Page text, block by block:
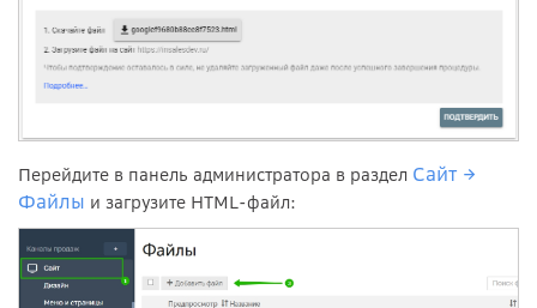
Перейдите в панель администратора в раздел Сайт →
Файлы и загрузите HTML-файл: